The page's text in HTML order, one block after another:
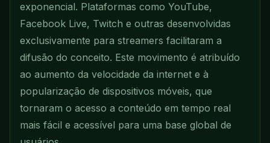
exponencial. Plataformas como YouTube,
Facebook Live, Twitch e outras desenvolvidas
exclusivamente para streamers facilitaram a
difusão do conceito. Este movimento é atribuído
ao aumento da velocidade da internet e à
popularização de dispositivos móveis, que
tornaram o acesso a conteúdo em tempo real
mais fácil e acessível para uma base global de